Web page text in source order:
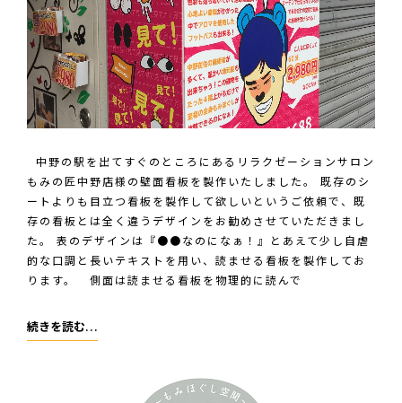
ス
千
様
中野の駅を出てすぐのところにあるリラクゼーションサロン
もみの匠中野店様の壁面看板を製作いたしました。 既存のシ
ートよりも目立つ看板を製作して欲しいというご依頼で、既
存の看板とは全く違うデザインをお勧めさせていただきまし
た。 表のデザインは『●●なのになぁ！』とあえて少し自虐
的な口調と長いテキストを用い、読ませる看板を製作してお
ります。 側面は読ませる看板を物理的に読んで
続きを読む…